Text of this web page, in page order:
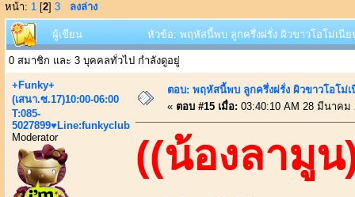
หน้า: 1 [2] 3 ลงล่าง
ผู้เขียน หัวข้อ: พฤหัสนี้พบ ลูกครึ่งฝรั่ง ผิวขาวโอโม่เนี
0 สมาชิก และ 3 บุคคลทั่วไป กำลังดูอยู่
+Funky+
(เสนา.ซ.17)10:00-06:00
T:085-
5027899♥Line:funkyclub
Moderator
ตอบ: พฤหัสนี้พบ ลูกครึ่งฝรั่ง ผิวขาวโอโม่
« ตอบ #15 เมื่อ: 03:40:10 AM 28 มีนาคม
((น้องลามูน